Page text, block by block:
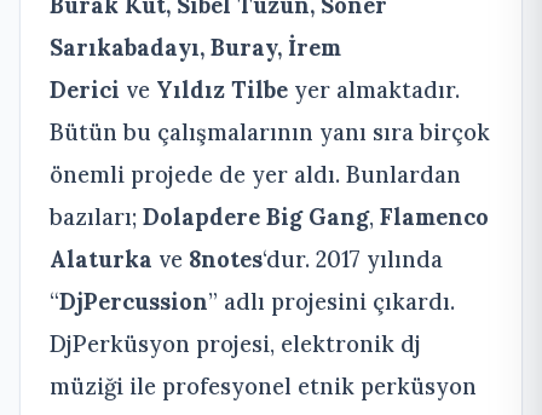
Sarıkabadayı, Buray, İrem
Derici ve Yıldız Tilbe yer almaktadır.
Bütün bu çalışmalarının yanı sıra birçok
önemli projede de yer aldı. Bunlardan
bazıları; Dolapdere Big Gang, Flamenco
Alaturka ve 8notes‘dur. 2017 yılında
“DjPercussion” adlı projesini çıkardı.
DjPerküsyon projesi, elektronik dj
müziği ile profesyonel etnik perküsyon